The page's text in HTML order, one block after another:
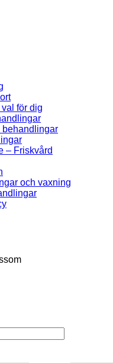
för dig
behandlingar
– Friskvård
och vaxning